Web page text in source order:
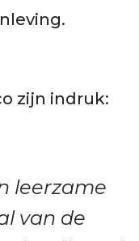
zijn indruk:
leerzame
van de